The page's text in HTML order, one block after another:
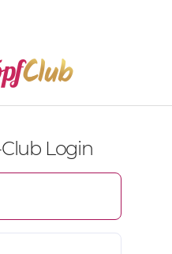
Login